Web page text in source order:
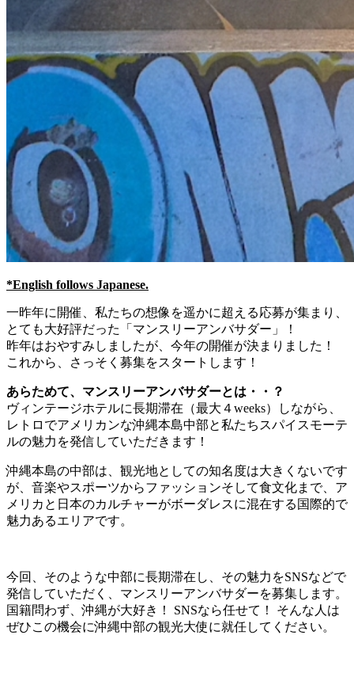
*English follows Japanese.
一昨年に開催、私たちの想像を遥かに超える応募が集まり、
とても大好評だった「マンスリーアンバサダー」！
昨年はおやすみしましたが、今年の開催が決まりました！
これから、さっそく募集をスタートします！
あらためて、マンスリーアンバサダーとは・・？
ヴィンテージホテルに長期滞在（最大４weeks）しながら、
レトロでアメリカンな沖縄本島中部と私たちスパイスモーテ
ルの魅力を発信していただきます！
沖縄本島の中部は、観光地としての知名度は大きくないです
が、音楽やスポーツからファッションそして食文化まで、ア
メリカと日本のカルチャーがボーダレスに混在する国際的で
魅力あるエリアです。
今回、そのような中部に長期滞在し、その魅力をSNSなどで
発信していただく、マンスリーアンバサダーを募集します。
国籍問わず、沖縄が大好き！ SNSなら任せて！ そんな人は
ぜひこの機会に沖縄中部の観光大使に就任してください。